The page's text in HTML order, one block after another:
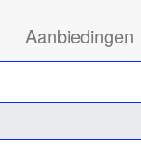
Aanbiedingen